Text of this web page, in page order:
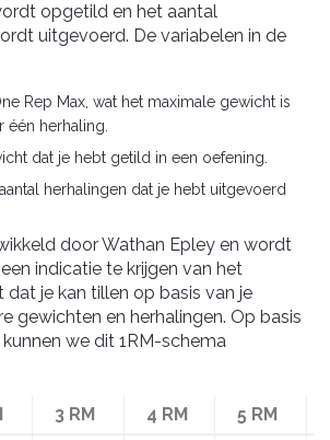
opgetild en het aantal
uitgevoerd. De variabelen in de
Rep Max, wat het maximale gewicht is
één herhaling.
dat je hebt getild in een oefening.
herhalingen dat je hebt uitgevoerd
door Wathan Epley en wordt
indicatie te krijgen van het
je kan tillen op basis van je
gewichten en herhalingen. Op basis
we dit 1RM-schema
3 RM 4 RM 5 RM